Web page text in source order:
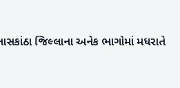
જિલ્લાના અનેક ભાગોમાં મધરાતે